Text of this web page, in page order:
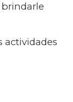
actividades